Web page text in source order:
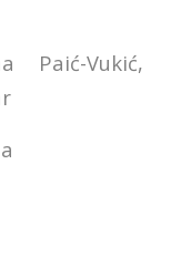
Paić-Vukić,